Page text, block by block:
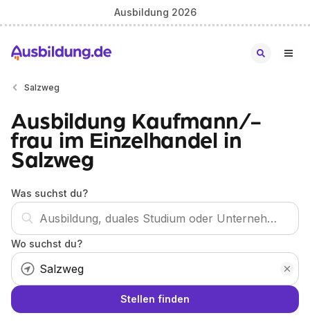
Ausbildung 2026
Salzweg
Ausbildung Kaufmann/-
frau im Einzelhandel in
Salzweg
Was suchst du?
Wo suchst du?
Stellen finden